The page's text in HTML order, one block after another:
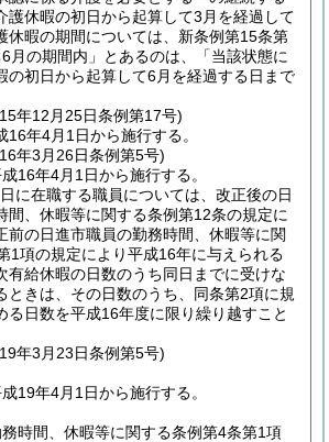
護休暇の初日から起算して3月を経過して
休暇の期間については、新条例第15条第
月の期間内」とあるのは、「当該状態に
の初日から起算して6月を経過する日まで
年12月25日条例第17号)
16年4月1日から施行する。
年3月26日条例第5号)
16年4月1日から施行する。
に在職する職員については、改正後の日
間、休暇等に関する条例第12条の規定に
前の日進市職員の勤務時間、休暇等に関
1項の規定により平成16年に与えられる
有給休暇の日数のうち同日までに受けな
ときは、その日数のうち、同条第2項に規
る日数を平成16年度に限り繰り越すこと
年3月23日条例第5号)
19年4月1日から施行する。
時間、休暇等に関する条例第4条第1項